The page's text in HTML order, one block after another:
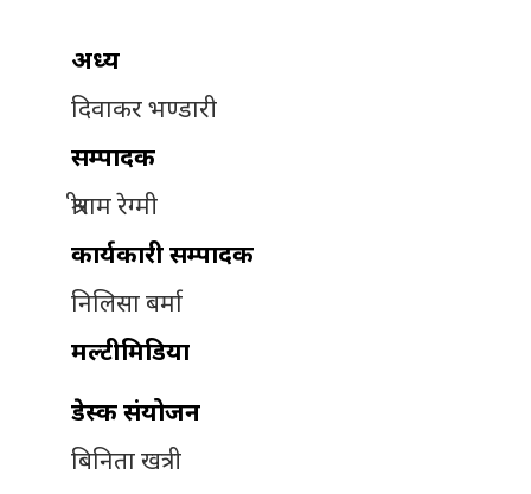
अध्यक्ष
दिवाकर भण्डारी
सम्पादक
श्रीराम रेग्मी
कार्यकारी सम्पादक
निलिसा बर्मा
मल्टीमिडिया
डेस्क संयोजन
बिनिता खत्री